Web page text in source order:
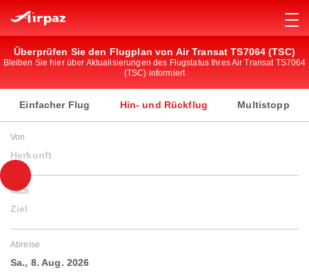
Überprüfen Sie den Flugplan von Air Transat TS7064 (TSC)
Bleiben Sie hier über Aktualisierungen des Flugstatus Ihres Air Transat TS7064
(TSC) informiert
Einfacher Flug Hin- und Rückflug Multistopp
Von
Herkunft
nach
Ziel
Abreise
Sa., 8. Aug. 2026